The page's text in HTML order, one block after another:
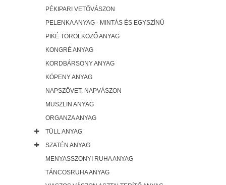
PÉKIPARI VETŐVÁSZON
PELENKA ANYAG - MINTÁS ÉS EGYSZÍNŰ
PIKÉ TÖRÖLKÖZŐ ANYAG
KONGRÉ ANYAG
KORDBÁRSONY ANYAG
KÖPENY ANYAG
NAPSZÖVET, NAPVÁSZON
MUSZLIN ANYAG
ORGANZA ANYAG
TÜLL ANYAG
SZATÉN ANYAG
MENYASSZONYI RUHA ANYAG
TÁNCOSRUHA ANYAG